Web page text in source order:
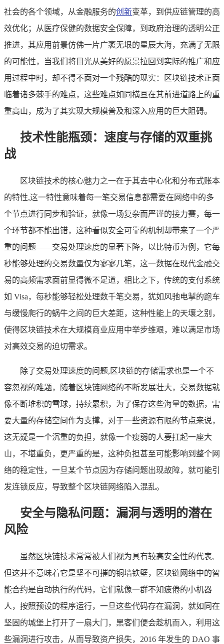
社会的各个领域，从金融服务的创新变革，到供应链管理的高
效优化；从医疗保健的数据安全保障，到政府治理的透明公正
推进，其应用前景仿佛一片广袤无垠的星辰大海，充满了无限
的可能性，当我们将目光从美好的愿景拉回到实际的推广和应
用过程中时，却不得不面对一个残酷的现实：区块链技术正面
临着诸多棘手的难点，这些难点如同横亘在其前进道路上的重
重高山，成为了其实现大规模普及和深入应用的巨大阻碍。
技术性能瓶颈：速度与存储的双重挑
战
区块链技术的核心魅力之一在于其去中心化和分布式账本
的特性,这一特性意味着每一笔交易信息都需要在网络中的多
个节点进行同步和验证，就像一场复杂而严谨的接力赛，每一
个环节都不能出错，这种看似安全可靠的机制却带来了一个严
重的问题——交易处理速度的显著下降，以比特币为例，它每
秒能够处理的交易数量仅为寥寥几笔，这一数据在现代金融交
易的高频需求面前显得微不足道，相比之下，传统的支付系统
如 Visa，每秒能够轻松处理数千笔交易，犹如风驰电掣的跑车
与缓慢爬行的蜗牛之间的巨大差距，这种性能上的天壤之别，
使得区块链技术在大规模商业应用中举步维艰，难以满足市场
对高效交易的迫切需求。
除了交易处理速度的问题,区块链的存储需求也是一个不
容忽视的难题，随着区块链网络的不断发展壮大，交易数据就
像不断堆积的雪球，持续累积，为了保存这些海量的数据，需
要大量的存储空间作为支撑，对于一些资源有限的节点来说，
这无疑是一个沉重的负担，就像一个瘦弱的人要扛起一座大
山，不堪重负，更严重的是，这种负担甚至可能影响到整个网
络的稳定性，一旦某个节点因为存储问题出现故障，就可能引
发连锁反应，导致整个区块链网络陷入混乱。
安全与隐私问题：漏洞与透明的潜在
风险
虽然区块链技术常常被人们视为具有较高安全性的代表,
但这并不意味着它是坚不可摧的铜墙铁壁，区块链网络中的智
能合约是自动执行的代码，它们就像一群不知疲倦的小机器
人，按照预设的程序运行，一旦这些代码存在漏洞，就如同在
坚固的城堡上打开了一扇大门，黑客们便会趁机而入，利用这
些漏洞进行攻击，从而导致资产损失，2016 年发生的 DAO 事